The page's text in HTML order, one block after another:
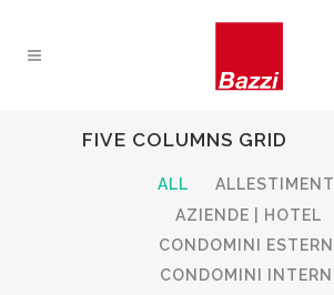
FIVE COLUMNS GRID
ALL
ALLESTIMENTI
AZIENDE | HOTEL
CONDOMINI ESTERNI
CONDOMINI INTERNI